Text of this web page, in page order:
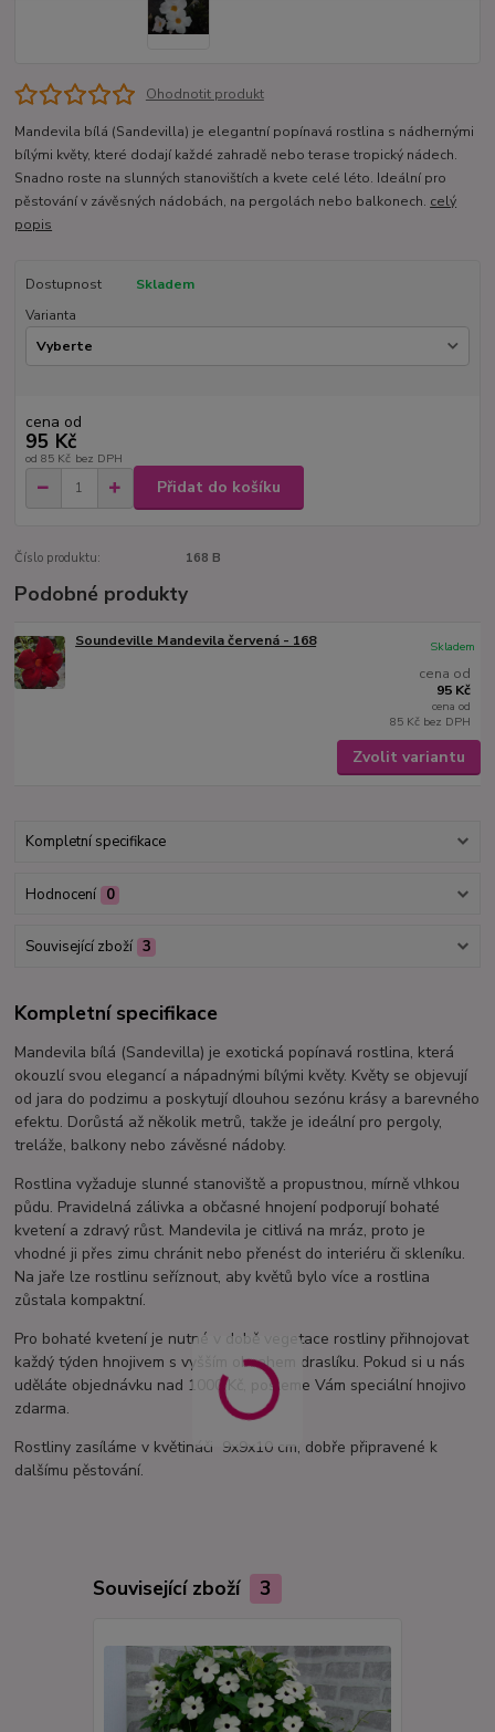
Ohodnotit produkt
Mandevila bílá (Sandevilla) je elegantní popínavá rostlina s nádhernými
bílými květy, které dodají každé zahradě nebo terase tropický nádech.
Snadno roste na slunných stanovištích a kvete celé léto. Ideální pro
pěstování v závěsných nádobách, na pergolách nebo balkonech. celý
popis
Dostupnost
Skladem
Varianta
cena od
95 Kč
od 85 Kč bez DPH
Přidat do košíku
Číslo produktu: 168 B
Podobné produkty
Soundeville Mandevila červená - 168
cena od
95 Kč
cena od
85 Kč bez DPH
Skladem
Zvolit variantu
Kompletní specifikace
Hodnocení 0
Související zboží 3
Kompletní specifikace
Mandevila bílá (Sandevilla) je exotická popínavá rostlina, která
okouzlí svou elegancí a nápadnými bílými květy. Květy se objevují
od jara do podzimu a poskytují dlouhou sezónu krásy a barevného
efektu. Dorůstá až několik metrů, takže je ideální pro pergoly,
treláže, balkony nebo závěsné nádoby.
Rostlina vyžaduje slunné stanoviště a propustnou, mírně vlhkou
půdu. Pravidelná zálivka a občasné hnojení podporují bohaté
kvetení a zdravý růst. Mandevila je citlivá na mráz, proto je
vhodné ji přes zimu chránit nebo přenést do interiéru či skleníku.
Na jaře lze rostlinu seříznout, aby květů bylo více a rostlina
zůstala kompaktní.
Pro bohaté kvetení je nutné v době vegetace rostliny přihnojovat
každý týden hnojivem s vyšším obsahem draslíku. Pokud si u nás
uděláte objednávku nad 1000 Kč, pošleme Vám speciální hnojivo
zdarma.
Rostliny zasíláme v květináči 9x9x10 cm, dobře připravené k
dalšímu pěstování.
Související zboží 3